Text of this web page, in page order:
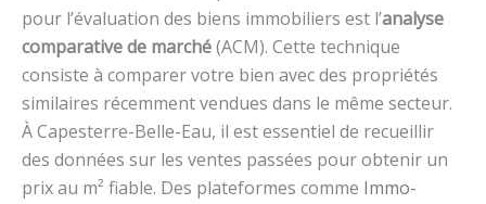
pour l’évaluation des biens immobiliers est l’analyse
comparative de marché(ACM). Cette technique
consiste à comparer votre bien avec des propriétés
similaires récemment vendues dans le même secteur.
À Capesterre-Belle-Eau, il est essentiel de recueillir
des données sur les ventes passées pour obtenir un
prix au m² fiable. Des plateformes comme Immo-